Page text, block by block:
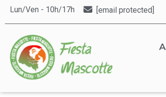
Lun/Ven - 10h/17h [email protected]